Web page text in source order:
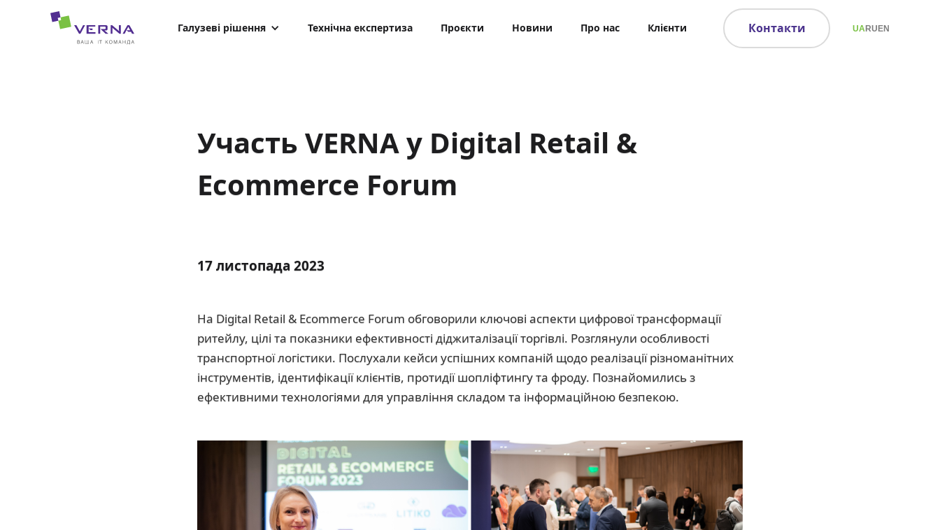
Галузеві рішення Технічна експертиза Проєкти Новини Про нас Клієнти Контакти UARUEN
Участь VERNA у Digital Retail &
Ecommerce Forum
17 листопада 2023
На Digital Retail & Ecommerce Forum обговорили ключові аспекти цифрової трансформації
ритейлу, цілі та показники ефективності діджиталізації торгівлі. Розглянули особливості
транспортної логістики. Послухали кейси успішних компаній щодо реалізації різноманітних
інструментів, ідентифікації клієнтів, протидії шопліфтингу та фроду. Познайомились з
ефективними технологіями для управління складом та інформаційною безпекою.